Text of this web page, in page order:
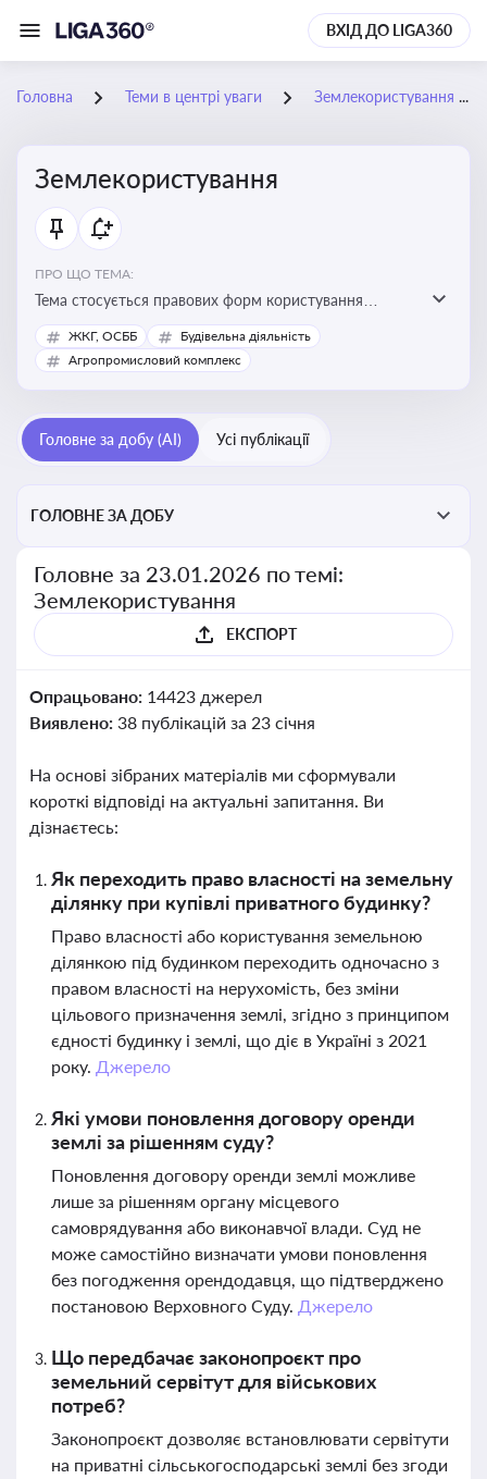
ВХІД ДО LIGA360
Головна Теми в центрі уваги Землекористування
Землекористування
ПРО ЩО ТЕМА:
Тема стосується правових форм користування
землею, зокрема умов доступу, володіння та
користування земельними ділянками різних форм
ЖКГ, ОСББ
Будівельна діяльність
Агропромисловий комплекс
Головне за добу (AI) Усі публікації
ГОЛОВНЕ ЗА ДОБУ
Головне за 23.01.2026 по темі:
Землекористування
ЕКСПОРТ
Опрацьовано: 14423 джерел
Виявлено: 38 публікацій за 23 січня
На основі зібраних матеріалів ми сформували
короткі відповіді на актуальні запитання. Ви
дізнаєтесь:
Як переходить право власності на земельну
ділянку при купівлі приватного будинку?
Право власності або користування земельною
ділянкою під будинком переходить одночасно з
правом власності на нерухомість, без зміни
цільового призначення землі, згідно з принципом
єдності будинку і землі, що діє в Україні з 2021
року. Джерело
Які умови поновлення договору оренди
землі за рішенням суду?
Поновлення договору оренди землі можливе
лише за рішенням органу місцевого
самоврядування або виконавчої влади. Суд не
може самостійно визначати умови поновлення
без погодження орендодавця, що підтверджено
постановою Верховного Суду. Джерело
Що передбачає законопроєкт про
земельний сервітут для військових
потреб?
Законопроєкт дозволяє встановлювати сервітути
на приватні сільськогосподарські землі без згоди